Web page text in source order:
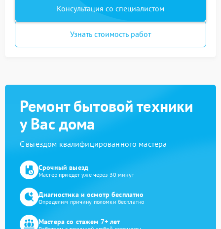
Консультация со специалистом
Узнать стоимость работ
Ремонт бытовой техники
у Вас дома
С выездом квалифицированного мастера
Срочный выезд
Мастер приедет уже через 30 минут
Диагностика и осмотр бесплатно
Определим причину поломки бесплатно
Мастера со стажем 7+ лет